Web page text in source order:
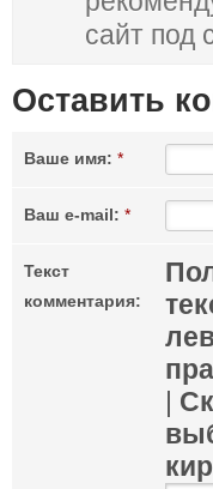
сайт под
Оставить
Ваше имя: *
Ваш e-mail: *
Текст
комментария:
|